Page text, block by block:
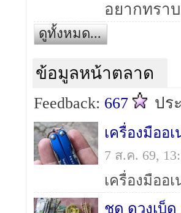
อยากทรา
ดูทั้งหมด...
ข้อมูลหน้าตลาด
Feedback: 667 ปร
7 ส.ค. 69,
ชุด ดวงเบ็ด